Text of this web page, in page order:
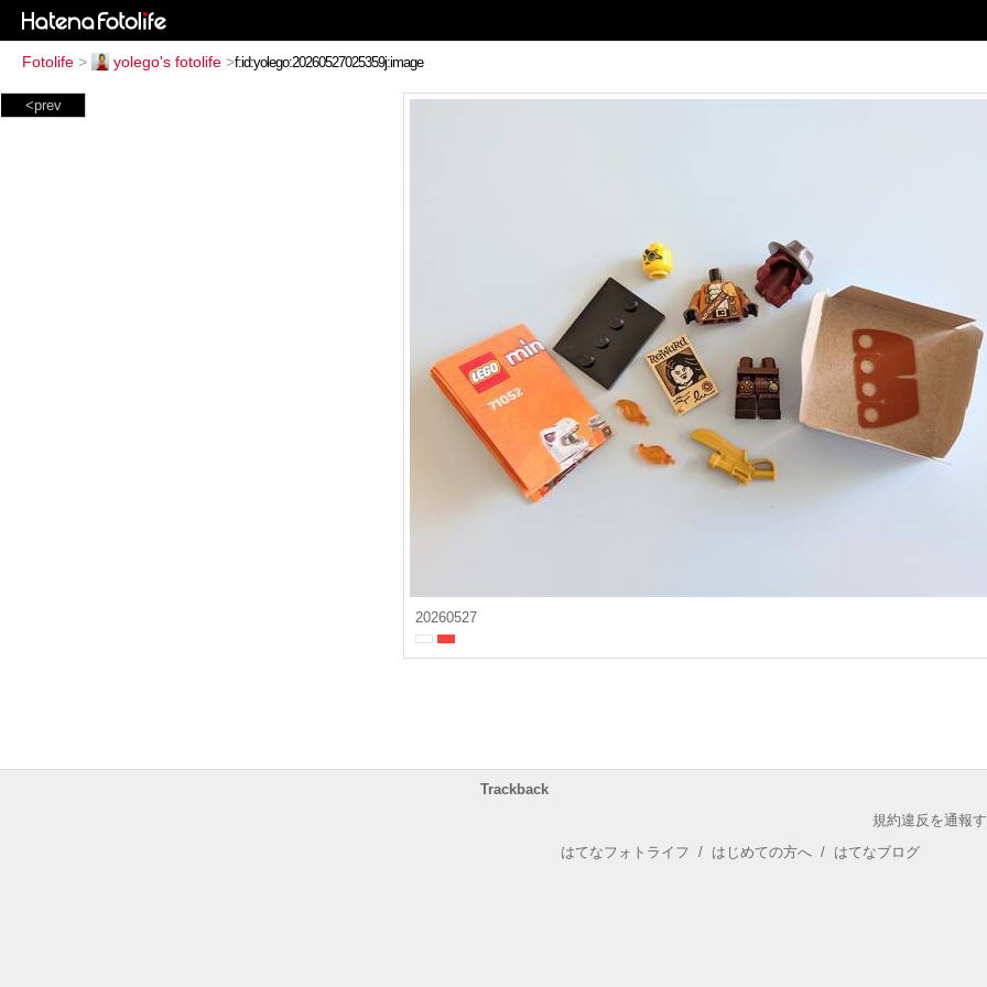
Fotolife > yolego's fotolife >
<prev
20260527
Trackback
規約違反を通報
はてなフォトライフ / はじめての方へ / はてなブログ